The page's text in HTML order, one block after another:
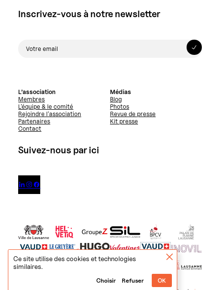
Ce site utilise des cookies et technologies
similaires.
OK
Refuser
Choisir
Inscrivez-vous à notre newsletter
L’association
Membres
L’équipe & le comité
Rejoindre l’association
Partenaires
Contact
Médias
Blog
Photos
Revue de presse
Kit presse
Suivez-nous par ici
  